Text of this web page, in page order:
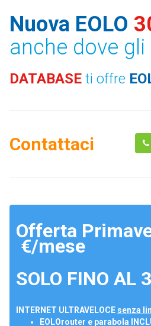
Nuova EOLO
anche dove
DATABASE ti offre
Contattaci
Offerta
€/mese
SOLO FINO AL
INTERNET ULTRAVELOCE senza
EOLOrouter e parabola